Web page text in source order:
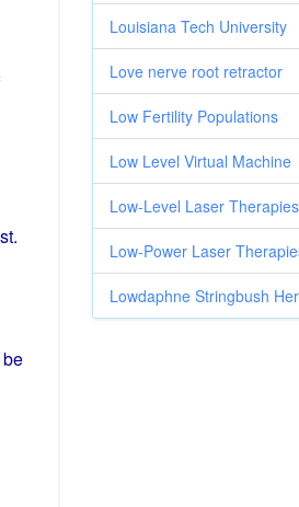
.
be
Louisiana Tech University
Love nerve root retractor
Low Fertility Populations
Low Level Virtual Machine
Low-Level Laser
Low-Power Laser
Lowdaphne Stringbush